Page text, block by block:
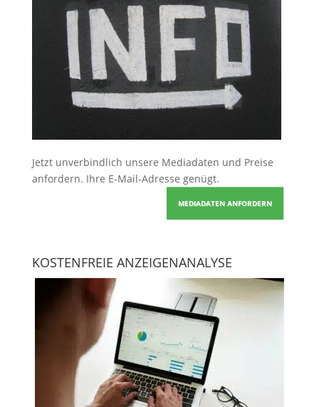
Jetzt unverbindlich unsere Mediadaten und Preise
anfordern. Ihre E-Mail-Adresse genügt.
MEDIADATEN ANFORDERN
KOSTENFREIE ANZEIGENANALYSE